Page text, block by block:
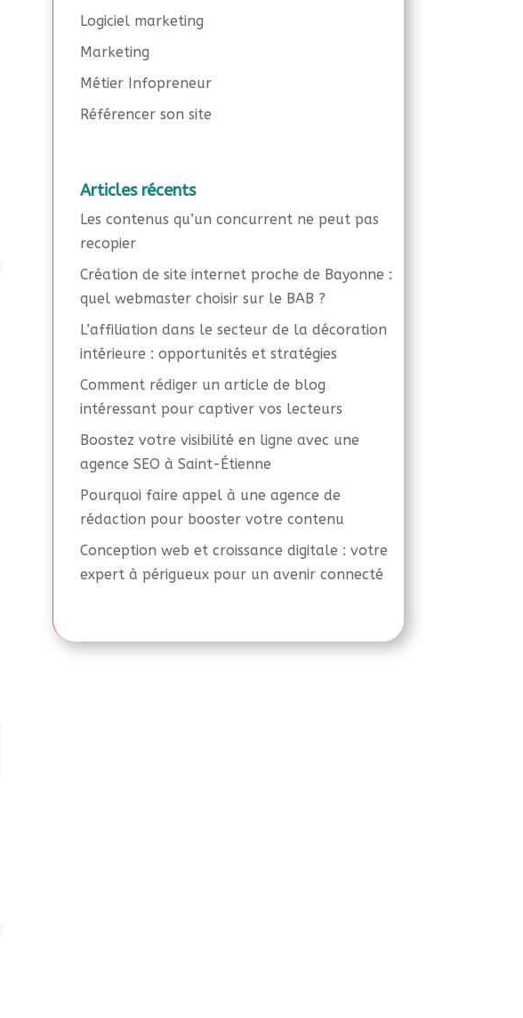
Logiciel marketing
Marketing
Métier Infopreneur
Référencer son site
Articles récents
Les contenus qu’un concurrent ne peut pas
recopier
Création de site internet proche de Bayonne :
quel webmaster choisir sur le BAB ?
L’affiliation dans le secteur de la décoration
intérieure : opportunités et stratégies
Comment rédiger un article de blog
intéressant pour captiver vos lecteurs
Boostez votre visibilité en ligne avec une
agence SEO à Saint-Étienne
Pourquoi faire appel à une agence de
rédaction pour booster votre contenu
Conception web et croissance digitale : votre
expert à périgueux pour un avenir connecté